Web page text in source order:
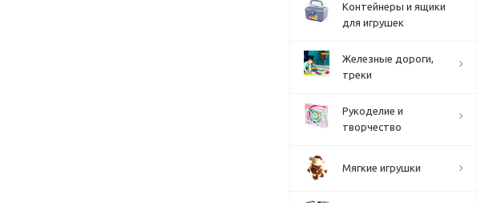
Контейнеры и ящики
для игрушек
Железные дороги,
треки
Рукоделие и
творчество
Мягкие игрушки